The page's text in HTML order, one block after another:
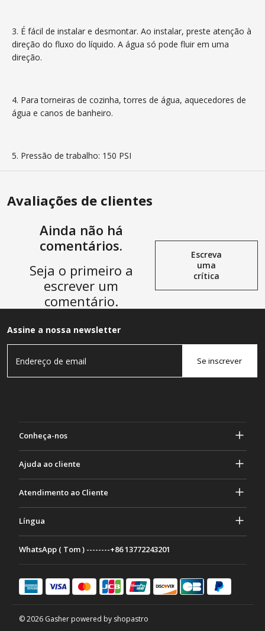
3. É fácil de instalar e desmontar. Ao instalar, preste atenção à
direção do fluxo do líquido. A água só pode fluir em uma
direção.
4. Para torneiras de cozinha, torres de água, aquecedores de
água e canos de banheiro.
5. Pressão de trabalho: 150 PSI
Avaliações de clientes
Ainda não há
comentários.
Seja o primeiro a
escrever um
comentário.
Escreva
uma
crítica
Assine a nossa newsletter
Se inscrever
Conheça-nos
Termos e Condições
Ajuda ao cliente
Contate-nos
Atendimento ao Cliente
Métodos de Pagamento
Língua
Français
日本語
WhatsApp ( Tom ) --------+86 13772243201
© 2026 Gasher powered by shopastro